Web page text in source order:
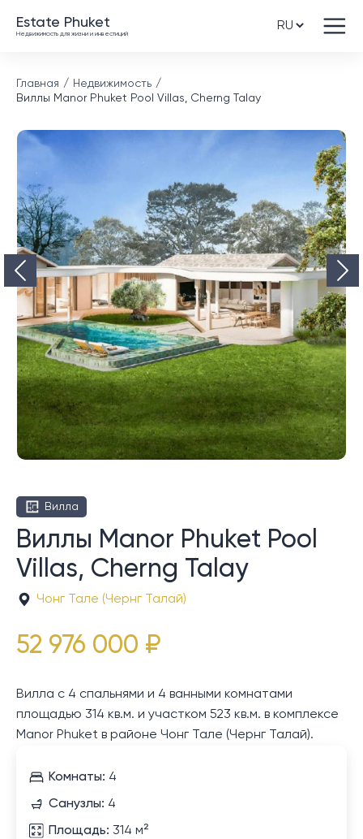
Estate Phuket
Недвижимость для жизни и инвестиций
Главная
Недвижимость
Виллы Manor Phuket Pool Villas, Cherng Talay
Вилла
Виллы Manor Phuket Pool
Villas, Cherng Talay
Чонг Тале (Чернг Талай)
52 976 000 ₽
Вилла с 4 спальнями и 4 ванными комнатами
площадью 314 кв.м. и участком 523 кв.м. в комплексе
Manor Phuket в районе Чонг Тале (Чернг Талай).
Комнаты: 4
Санузлы: 4
Площадь: 314 м²